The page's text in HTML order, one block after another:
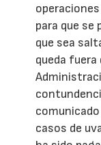
para que se
que sea
queda fuera
casos de